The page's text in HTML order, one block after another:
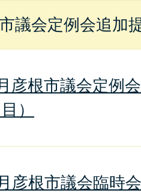
議会定例会追加
彦根市議会定例
）
彦根市議会臨時